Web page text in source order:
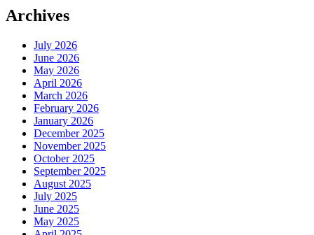
Archives
July 2026
June 2026
May 2026
April 2026
March 2026
February 2026
January 2026
December 2025
November 2025
October 2025
September 2025
August 2025
July 2025
June 2025
May 2025